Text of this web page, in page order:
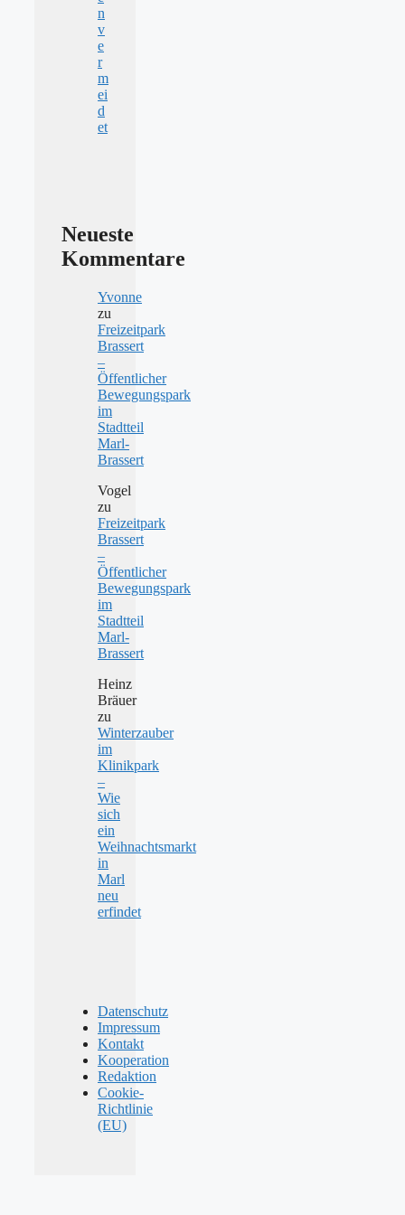
n
v
e
r
m
ei
d
et
Neueste
Kommentare
Yvonne
zu
Freizeitpark
Brassert
–
Öffentlicher
Bewegungspark
im
Stadtteil
Marl-
Brassert
Vogel
zu
Freizeitpark
Brassert
–
Öffentlicher
Bewegungspark
im
Stadtteil
Marl-
Brassert
Heinz
Bräuer
zu
Winterzauber
im
Klinikpark
–
Wie
sich
ein
Weihnachtsmarkt
in
Marl
neu
erfindet
Datenschutz
Impressum
Kontakt
Kooperation
Redaktion
Cookie-
Richtlinie
(EU)